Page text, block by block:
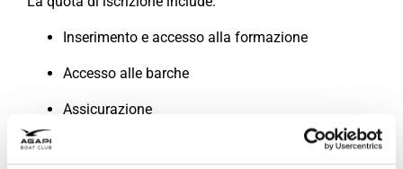
Inserimento e accesso alla formazione
Accesso alle barche
Assicurazione